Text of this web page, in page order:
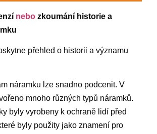
nebo zkoumání historie a
přehled o historii a významu
náramku lze snadno podcenit. V
mnoho různých typů náramků.
byly vyrobeny k ochraně lidí před
byly použity jako znamení pro